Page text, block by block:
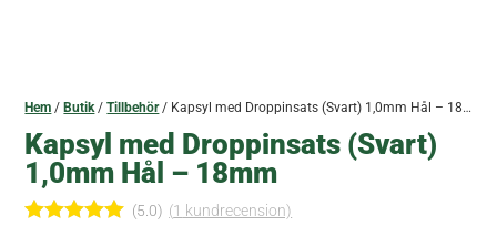
Hem / Butik/Tillbehör/ Kapsyl med Droppinsats (Svart) 1,0mm Hål – 18mm
Kapsyl med Droppinsats (Svart)
1,0mm Hål – 18mm
(5.0) (1 kundrecension)